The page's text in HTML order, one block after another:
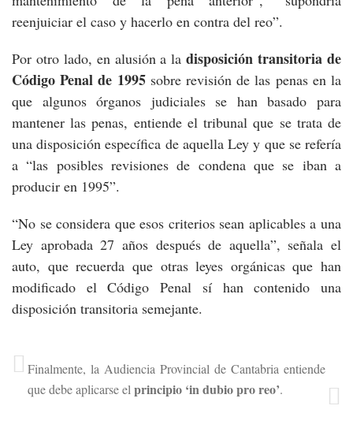
reenjuiciar el caso y hacerlo en contra del reo”.
Por otro lado, en alusión a ladisposición transitoria de
Código Penal de 1995 sobre revisión de las penas en la
que algunos órganos judiciales se han basado para
mantener las penas, entiende el tribunal que se trata de
una disposición específica de aquella Ley y que se refería
a “las posibles revisiones de condena que se iban a
producir en 1995”.
“No se considera que esos criterios sean aplicables a una
Ley aprobada 27 años después de aquella”, señala el
auto, que recuerda que otras leyes orgánicas que han
modificado el Código Penal sí han contenido una
disposición transitoria semejante.
Finalmente, la Audiencia Provincial de Cantabria entiende
que debe aplicarse elprincipio ‘in dubio pro reo’.